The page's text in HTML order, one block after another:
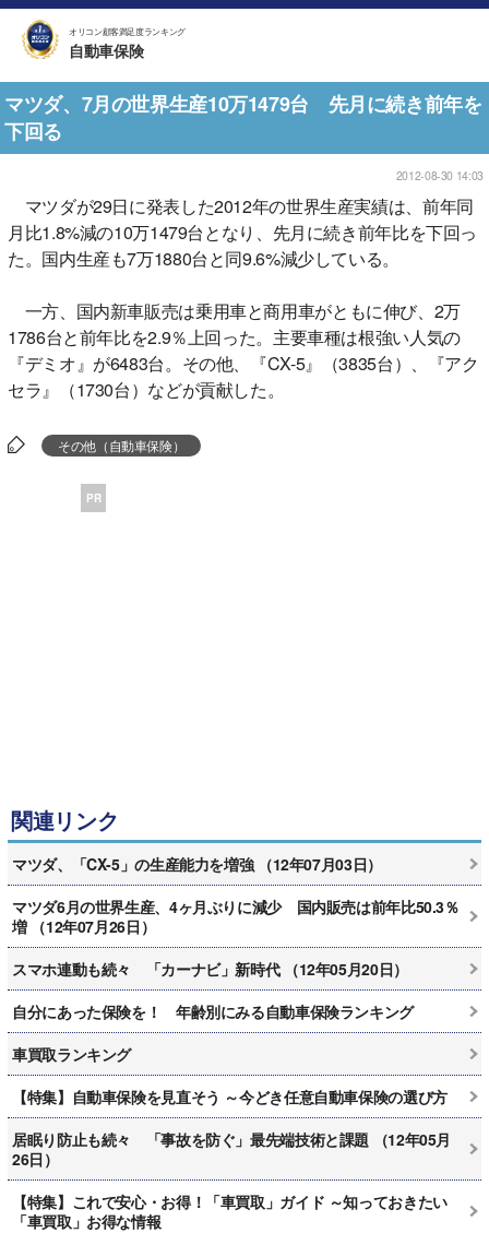
オリコン顧客満足度ランキング
自動車保険
マツダ、7月の世界生産10万1479台 先月に続き前年を
下回る
2012-08-30 14:03
マツダが29日に発表した2012年の世界生産実績は、前年同
月比1.8%減の10万1479台となり、先月に続き前年比を下回っ
た。国内生産も7万1880台と同9.6%減少している。
一方、国内新車販売は乗用車と商用車がともに伸び、2万
1786台と前年比を2.9％上回った。主要車種は根強い人気の
『デミオ』が6483台。その他、『CX-5』（3835台）、『アク
セラ』（1730台）などが貢献した。
その他（自動車保険）
PR
関連リンク
マツダ、「CX-5」の生産能力を増強 （12年07月03日）
マツダ6月の世界生産、4ヶ月ぶりに減少 国内販売は前年比50.3％
増 （12年07月26日）
スマホ連動も続々 「カーナビ」新時代 （12年05月20日）
自分にあった保険を！ 年齢別にみる自動車保険ランキング
車買取ランキング
【特集】自動車保険を見直そう ～今どき任意自動車保険の選び方
居眠り防止も続々 「事故を防ぐ」最先端技術と課題 （12年05月
26日）
【特集】これで安心・お得！「車買取」ガイド ～知っておきたい
「車買取」お得な情報